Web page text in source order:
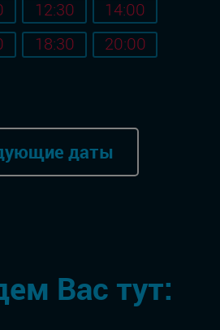
12:30
14:00
18:30
20:00
даты
Вас тут: